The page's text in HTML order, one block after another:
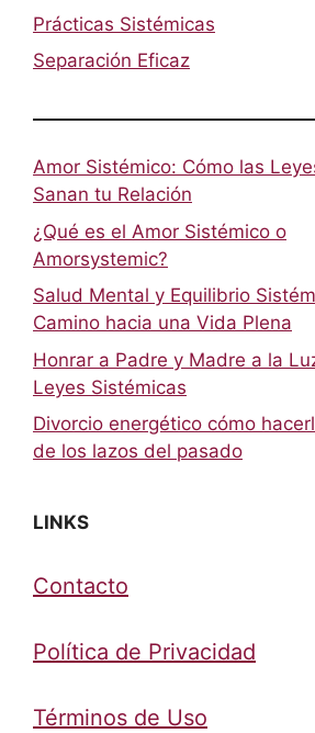
Prácticas Sistémicas
Separación Eficaz
Amor Sistémico: Cómo las
Sanan tu Relación
¿Qué es el Amor Sistémico o
Amorsystemic?
Salud Mental y Equilibrio
Camino hacia una Vida Plena
Honrar a Padre y Madre a la
Leyes Sistémicas
Divorcio energético cómo
de los lazos del pasado
LINKS
Contacto
Política de Privacidad
Términos de Uso